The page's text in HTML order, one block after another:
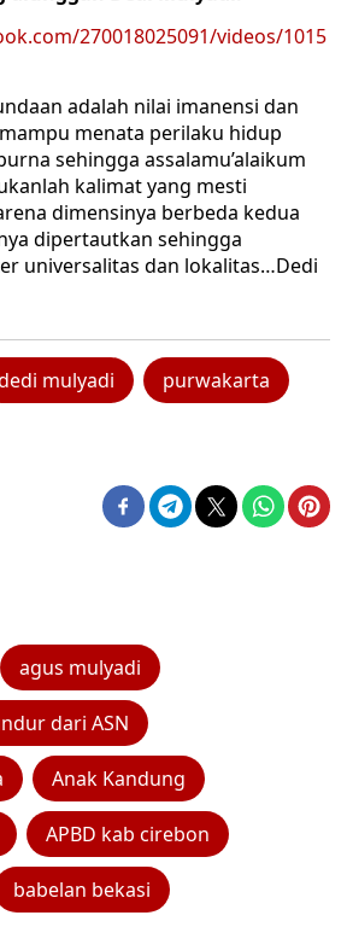
270018025091/videos/1015
adalah nilai imanensi dan
menata perilaku hidup
sehingga assalamu’alaikum
kalimat yang mesti
dimensinya berbeda kedua
dipertautkan sehingga
universalitas dan lokalitas…Dedi
mulyadi purwakarta
agus mulyadi
dari ASN
Anak Kandung
APBD kab cirebon
babelan bekasi